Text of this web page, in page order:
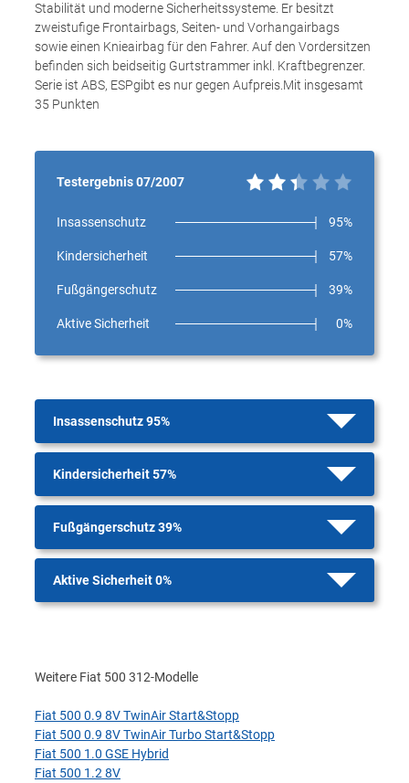
Stabilität und moderne Sicherheitssysteme. Er besitzt
zweistufige Frontairbags, Seiten- und Vorhangairbags
sowie einen Knieairbag für den Fahrer. Auf den Vordersitzen
befinden sich beidseitig Gurtstrammer inkl. Kraftbegrenzer.
Serie ist ABS, ESPgibt es nur gegen Aufpreis.Mit insgesamt
35 Punkten
Testergebnis 07/2007
Insassenschutz 95%
Kindersicherheit 57%
Fußgängerschutz 39%
Aktive Sicherheit 0%
Insassenschutz 95%
Kindersicherheit 57%
Fußgängerschutz 39%
Aktive Sicherheit 0%
Weitere Fiat 500 312-Modelle
Fiat 500 0.9 8V TwinAir Start&Stopp
Fiat 500 0.9 8V TwinAir Turbo Start&Stopp
Fiat 500 1.0 GSE Hybrid
Fiat 500 1.2 8V